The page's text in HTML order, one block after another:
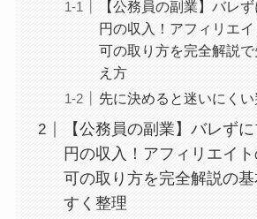
【公務員の副業】バレ
円の収入！アフィリエ
可の取り方を完全解説
え方
先に決めると迷いにく
【公務員の副業】バレず
円の収入！アフィリエイ
可の取り方を完全解説の
すく整理